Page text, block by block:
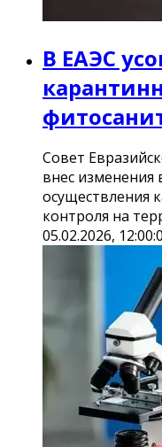
В ЕАЭС
Совет
внес изменения
осуществления
контроля на
05.02.2026,